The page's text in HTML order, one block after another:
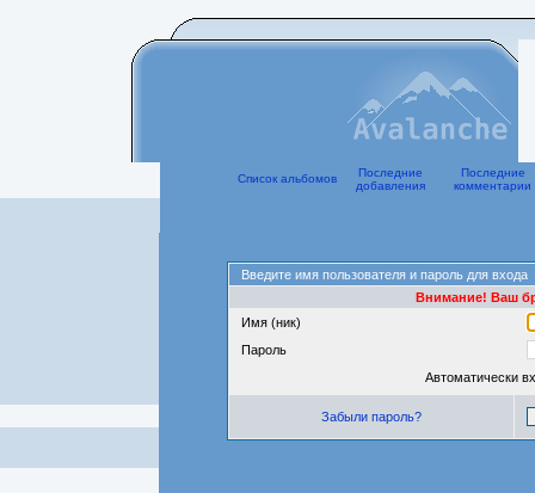
Список альбомов
Последние
добавления
Последние
комментарии
Введите имя пользователя и пароль для входа
Внимание! Ваш
Имя (ник)
Пароль
Автоматически
Забыли пароль?